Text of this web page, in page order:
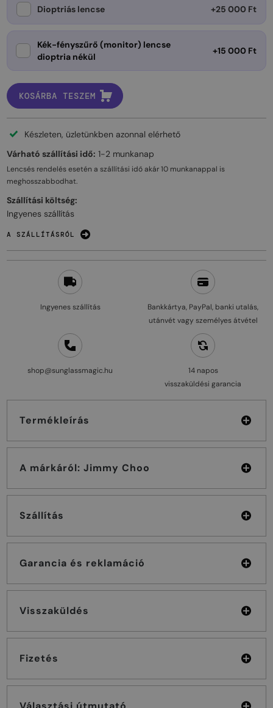
Ingyenes szállítás
Bankkártya, PayPal, banki utalás,
utánvét vagy személyes átvétel
shop@sunglassmagic.hu
14 napos
visszaküldési garancia
Termékleírás
A márkáról: Jimmy Choo
Szállítás
Garancia és reklamáció
Visszaküldés
Fizetés
Dioptriás lencse +25 000 Ft
Kék-fényszűrő (monitor) lencse
dioptria nékül
+15 000 Ft
KOSÁRBA TESZEM
Készleten, üzletünkben azonnal elérhető
Várható szállítási idő: 1-2 munkanap
Lencsés rendelés esetén a szállítási idő akár10 munkanappal is
meghosszabbodhat.
Szállítási költség:
Ingyenes szállítás
A SZÁLLÍTÁSRÓL